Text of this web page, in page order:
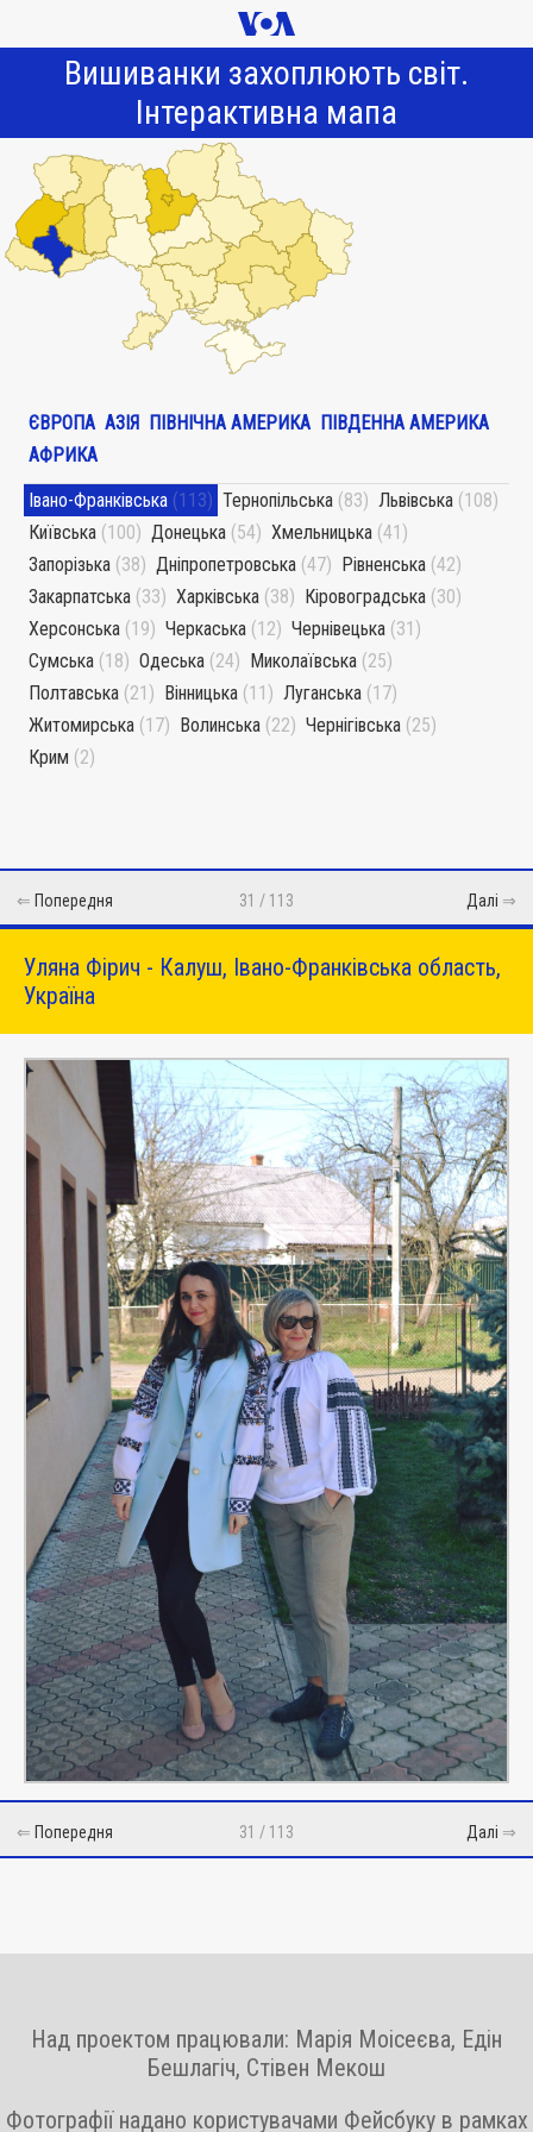
Вишиванки захоплюють світ.
Інтерактивна мапа
ЄВРОПА АЗІЯ ПІВНІЧНА АМЕРИКА ПІВДЕННА АМЕРИКА
АФРИКА
Івано-Франківська (113) Тернопільська (83) Львівська (108)
Київська (100) Донецька (54) Хмельницька (41)
Запорізька (38) Дніпропетровська (47) Рівненська (42)
Закарпатська (33) Харківська (38) Кіровоградська (30)
Херсонська (19) Черкаська (12) Чернівецька (31)
Сумська (18) Одеська (24) Миколаївська (25)
Полтавська (21) Вінницька (11) Луганська (17)
Житомирська (17) Волинська (22) Чернігівська (25)
Крим (2)
⇐ Попередня 31 / 113 Далі ⇒
Уляна Фірич - Калуш, Івано-Франківська область,
Україна
⇐ Попередня 31 / 113 Далі ⇒
Над проектом працювали: Марія Моісеєва, Едін
Бешлагіч, Стівен Мекош
Фотографії надано користувачами Фейсбуку в рамках